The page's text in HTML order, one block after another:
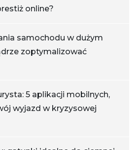
online?
samochodu w dużym
zoptymalizować
5 aplikacji mobilnych,
wyjazd w kryzysowej